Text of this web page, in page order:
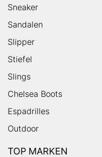
Sneaker
Sandalen
Slipper
Stiefel
Slings
Chelsea Boots
Espadrilles
Outdoor
TOP MARKEN